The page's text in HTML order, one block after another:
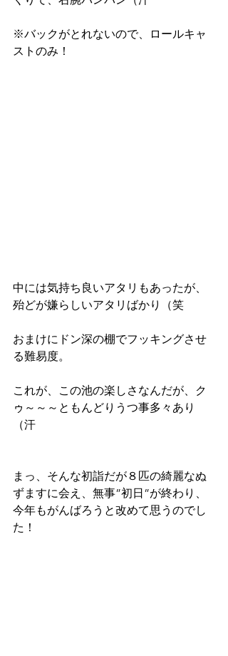
※バックがとれないので、ロールキャ
ストのみ！
中には気持ち良いアタリもあったが、
殆どが嫌らしいアタリばかり（笑
おまけにドン深の棚でフッキングさせ
る難易度。
これが、この池の楽しさなんだが、ク
ゥ～～～ともんどりうつ事多々あり
（汗
まっ、そんな初詣だが８匹の綺麗なぬ
ずますに会え、無事”初日”が終わり、
今年もがんばろうと改めて思うのでし
た！